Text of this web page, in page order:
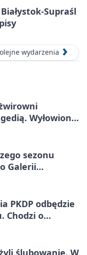
Supraśl
wydarzenia
Wyłowiono
sezonu
Galerii
PKDP odbędzie
Chodzi o
ślubowanie. W